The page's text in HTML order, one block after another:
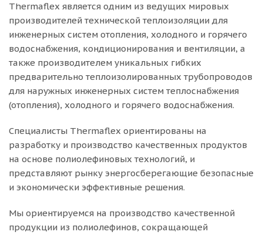
Thermaflex является одним из ведущих мировых
производителей технической теплоизоляции для
инженерных систем отопления, холодного и горячего
водоснабжения, кондиционирования и вентиляции, а
также производителем уникальных гибких
предварительно теплоизолированных трубопроводов
для наружных инженерных систем теплоснабжения
(отопления), холодного и горячего водоснабжения.
Специалисты Thermaflex ориентированы на
разработку и производство качественных продуктов
на основе полиолефиновых технологий, и
представляют рынку энергосберегающие безопасные
и экономически эффективные решения.
Мы ориентируемся на производство качественной
продукции из полиолефинов, сокращающей